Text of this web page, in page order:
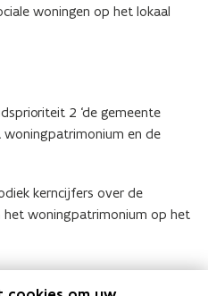
woningen op het lokaal
2 ‘de gemeente
en de
kerncijfers over de
woningpatrimonium op het